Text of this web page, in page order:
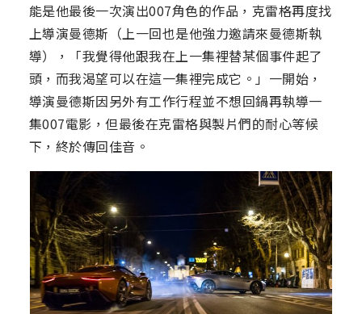
能是他最後一次演出007角色的作品，克雷格再度找
上導演曼德斯（上一回也是他強力邀請來曼德斯執
導），「我覺得他跟我在上一集裡替某個事件起了
頭，而我渴望可以在這一集裡完成它。」一開始，
導演曼德斯因另外有工作行程並不想回鍋再執導一
集007電影，但最後在克雷格與製片們的耐心等候
下，終於傳回佳音。